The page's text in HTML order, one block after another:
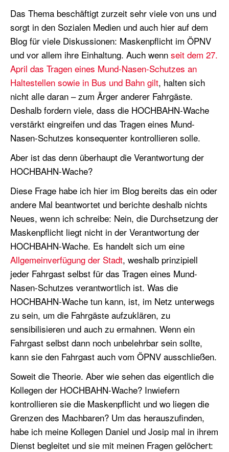
Das Thema beschäftigt zurzeit sehr viele von uns und
sorgt in den Sozialen Medien und auch hier auf dem
Blog für viele Diskussionen: Maskenpflicht im ÖPNV
und vor allem ihre Einhaltung. Auch wenn seit dem 27.
April das Tragen eines Mund-Nasen-Schutzes an
Haltestellen sowie in Bus und Bahn gilt, halten sich
nicht alle daran – zum Ärger anderer Fahrgäste.
Deshalb fordern viele, dass die HOCHBAHN-Wache
verstärkt eingreifen und das Tragen eines Mund-
Nasen-Schutzes konsequenter kontrollieren solle.
Aber ist das denn überhaupt die Verantwortung der
HOCHBAHN-Wache?
Diese Frage habe ich hier im Blog bereits das ein oder
andere Mal beantwortet und berichte deshalb nichts
Neues, wenn ich schreibe: Nein, die Durchsetzung der
Maskenpflicht liegt nicht in der Verantwortung der
HOCHBAHN-Wache. Es handelt sich um eine
Allgemeinverfügung der Stadt, weshalb prinzipiell
jeder Fahrgast selbst für das Tragen eines Mund-
Nasen-Schutzes verantwortlich ist. Was die
HOCHBAHN-Wache tun kann, ist, im Netz unterwegs
zu sein, um die Fahrgäste aufzuklären, zu
sensibilisieren und auch zu ermahnen. Wenn ein
Fahrgast selbst dann noch unbelehrbar sein sollte,
kann sie den Fahrgast auch vom ÖPNV ausschließen.
Soweit die Theorie. Aber wie sehen das eigentlich die
Kollegen der HOCHBAHN-Wache? Inwiefern
kontrollieren sie die Maskenpflicht und wo liegen die
Grenzen des Machbaren? Um das herauszufinden,
habe ich meine Kollegen Daniel und Josip mal in ihrem
Dienst begleitet und sie mit meinen Fragen gelöchert: